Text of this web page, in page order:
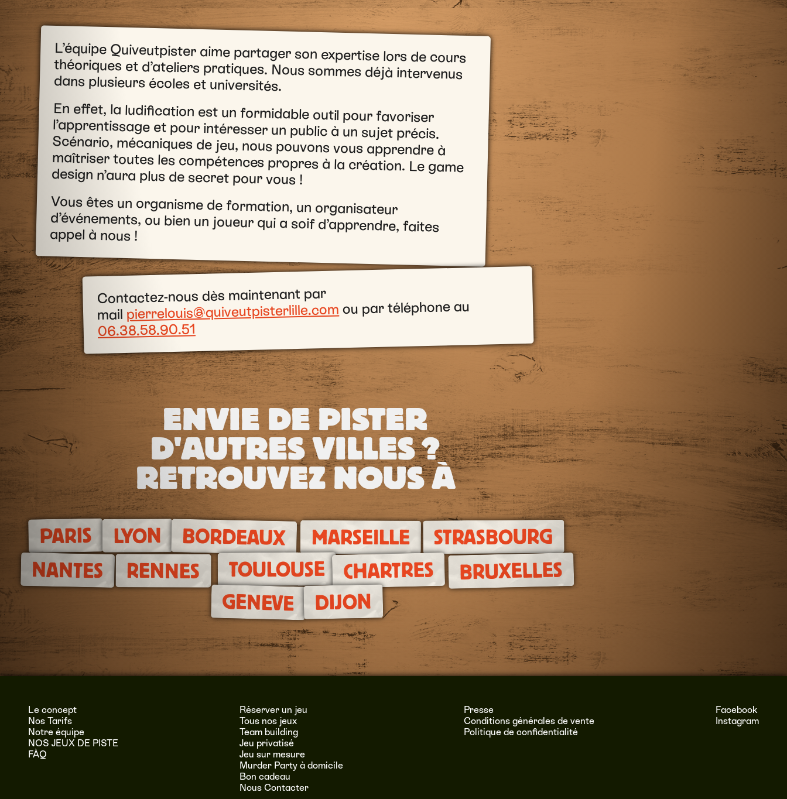
L’équipe Quiveutpister aime partager son expertise lors de cours
théoriques et d’ateliers pratiques. Nous sommes déjà intervenus
dans plusieurs écoles et universités.
En effet, la ludification est un formidable outil pour favoriser
l’apprentissage et pour intéresser un public à un sujet précis.
Scénario, mécaniques de jeu, nous pouvons vous apprendre à
maîtriser toutes les compétences propres à la création. Le game
design n’aura plus de secret pour vous !
Vous êtes un organisme de formation, un organisateur
d’événements, ou bien un joueur qui a soif d’apprendre, faites
appel à nous !
Contactez-nous dès maintenant par
mail pierrelouis@quiveutpisterlille.comou par téléphone au
06.38.58.90.51
ENVIE DE PISTER
D'AUTRES VILLES ?
RETROUVEZ NOUS À
PARIS LYON BORDEAUX MARSEILLE STRASBOURG
NANTES RENNES TOULOUSE CHARTRES BRUXELLES
GENEVE DIJON
Le concept
Nos Tarifs
Notre équipe
NOS JEUX DE PISTE
FÀQ
Réserver un jeu
Tous nos jeux
Team building
Jeu privatisé
Jeu sur mesure
Murder Party à domicile
Bon cadeau
Nous Contacter
Presse
Conditions générales de vente
Politique de confidentialité
Facebook
Instagram